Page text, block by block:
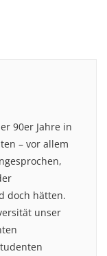
90er Jahre in
– vor allem
doch hätten.
unser